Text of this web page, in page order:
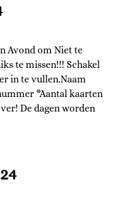
Avond om Niet te
te missen!!! Schakel
in te vullen.Naam
*Aantal kaarten
De dagen worden